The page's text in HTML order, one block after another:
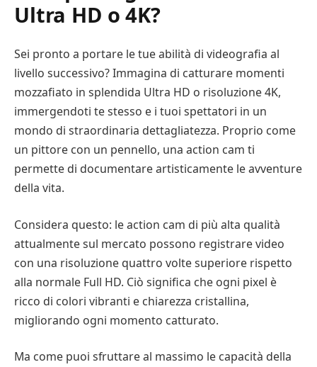
Ultra HD o 4K?
Sei pronto a portare le tue abilità di videografia al
livello successivo? Immagina di catturare momenti
mozzafiato in splendida Ultra HD o risoluzione 4K,
immergendoti te stesso e i tuoi spettatori in un
mondo di straordinaria dettagliatezza. Proprio come
un pittore con un pennello, una action cam ti
permette di documentare artisticamente le avventure
della vita.
Considera questo: le action cam di più alta qualità
attualmente sul mercato possono registrare video
con una risoluzione quattro volte superiore rispetto
alla normale Full HD. Ciò significa che ogni pixel è
ricco di colori vibranti e chiarezza cristallina,
migliorando ogni momento catturato.
Ma come puoi sfruttare al massimo le capacità della